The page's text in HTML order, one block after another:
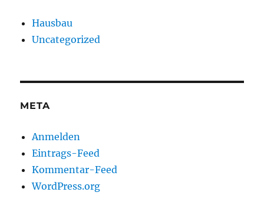
Hausbau
Uncategorized
META
Anmelden
Eintrags-Feed
Kommentar-Feed
WordPress.org